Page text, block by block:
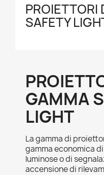
PROIETTORI
SAFETY
GAMMA
LIGHT
La gamma di
gamma economica
luminose o di
accensione di